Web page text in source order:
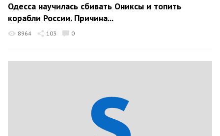
Одесса научилась сбивать Ониксы и топить
корабли России. Причина...
8964 103 0